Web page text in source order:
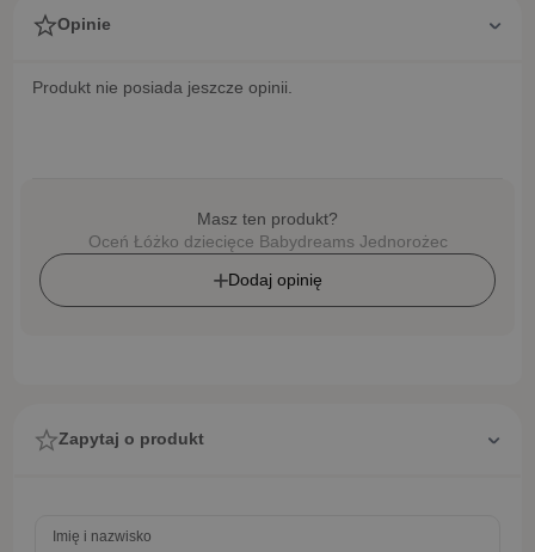
Opinie
Produkt nie posiada jeszcze opinii.
Masz ten produkt?
Oceń Łóżko dziecięce Babydreams Jednorożec
Dodaj opinię
Zapytaj o produkt
Imię i nazwisko